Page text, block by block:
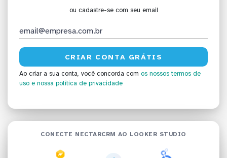
ou cadastre-se com seu email
Ao criar a sua conta, você concorda com os nossos termos de
uso e nossa política de privacidade
CONECTE NECTARCRM AO LOOKER STUDIO